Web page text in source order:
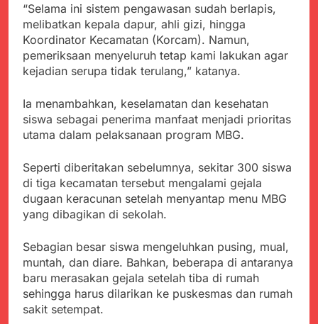
Makan Bergizi Gratis
Zulhas Pastikan SPPG
di Wilayah 3T Tuntas
Pekan Ini, Integrasi
Data MBG Hampir
Rampung
Agustus 6, 2026
Bobby Maulana Pastikan
Kawasan Kuliner Ahmad
Pemkot Sukabumi
Perkuat Penataan
Pedagang dan
Pengelolaan Sampah
Ribuan Warga Padati
Peringatan Hari ASI
Sedunia di Cibadak,
adalah Investasi
Peradaban dan Upaya
Cegah Stunting
Agustus 6, 2026
Kapolresta Sumenep
Koordinasikan dan
Berangkatkan Empat
Korban Kebakaran KMP
Mutiara Sentosa 2 ke
Surabaya
Agustus 5, 2026
SMA Negeri Nyalindung
Sukabumi Diduga
melalui Komite Sekolah,
Disorot karena Dinilai
Bertentangan dengan
Edaran Disdik Jabar
Ketua Umum FSP
Maritim Indonesia
Bantah Isu Mogok
Nasional TKBM: “Belum
Ada Keputusan Resmi”
Agustus 3, 2026
Menjelajahi Potensi
“Selama ini sistem pengawasan sudah berlapis,
melibatkan kepala dapur, ahli gizi, hingga
Koordinator Kecamatan (Korcam). Namun,
pemeriksaan menyeluruh tetap kami lakukan agar
kejadian serupa tidak terulang,” katanya.
Ia menambahkan, keselamatan dan kesehatan
siswa sebagai penerima manfaat menjadi prioritas
utama dalam pelaksanaan program MBG.
Seperti diberitakan sebelumnya, sekitar 300 siswa
di tiga kecamatan tersebut mengalami gejala
dugaan keracunan setelah menyantap menu MBG
yang dibagikan di sekolah.
Sebagian besar siswa mengeluhkan pusing, mual,
muntah, dan diare. Bahkan, beberapa di antaranya
baru merasakan gejala setelah tiba di rumah
sehingga harus dilarikan ke puskesmas dan rumah
sakit setempat.